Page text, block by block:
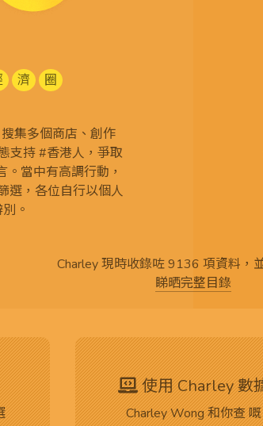
濟 圈
集多個商店、創作
支持 #香港人，爭取
當中有高調行動，
選，各位自行以個人
。
Charley 現時收錄咗 9136 項資料，
睇晒完整目錄
使用 Charley 數
Charley Wong 和你查 嘅